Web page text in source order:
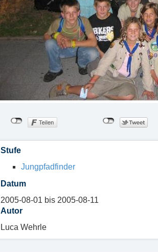
Stufe
Jungpfadfinder
Datum
2005-08-01 bis 2005-08-11
Autor
Luca Wehrle